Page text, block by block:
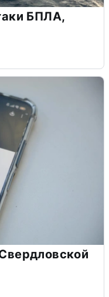
БПЛА,